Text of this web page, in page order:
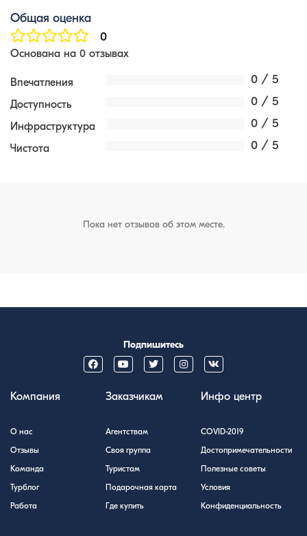
Общая оценка
0
Основана на 0 отзывах
Впечатления 0 / 5
Доступность 0 / 5
Инфраструктура 0 / 5
Чистота 0 / 5
Пока нет отзывов об этом месте.
Подпишитесь
Компания
О нас
Отзывы
Команда
Турблог
Работа
Заказчикам
Агентствам
Своя группа
Туристам
Подарочная карта
Где купить
Инфо центр
COVID-2019
Достопримечательности
Полезные советы
Условия
Конфиденциальность